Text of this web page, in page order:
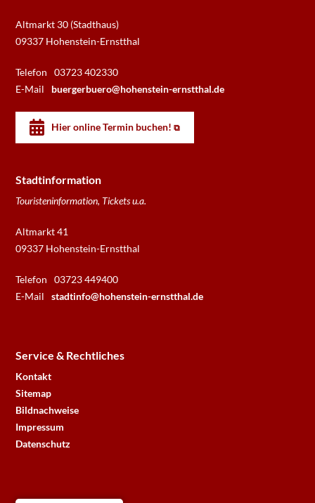
Altmarkt 30 (Stadthaus)
09337 Hohenstein-Ernstthal
Telefon
03723 402330
E-Mail
buergerbuero@hohenstein-ernstthal.de
Hier online Termin buchen!
Stadtinformation
Touristeninformation, Tickets u.a.
Altmarkt 41
09337 Hohenstein-Ernstthal
Telefon
03723 449400
E-Mail
stadtinfo@hohenstein-ernstthal.de
Service & Rechtliches
Kontakt
Sitemap
Bildnachweise
Impressum
Datenschutz